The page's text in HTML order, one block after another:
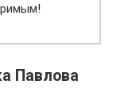
Павлова